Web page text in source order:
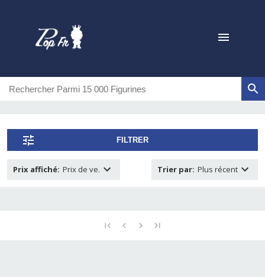
FILTRER
Prix affiché: Prix de ve. Trier par: Plus récent